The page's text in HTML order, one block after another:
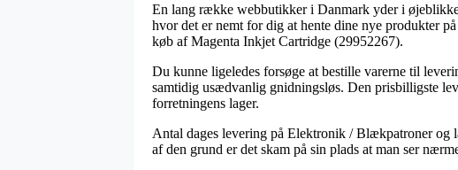
En lang række webbutikker i Danmark yder i
hvor det er nemt for dig at hente dine nye produkter
køb af Magenta Inkjet Cartridge (29952267).
Du kunne ligeledes forsøge at bestille varerne til
samtidig usædvanlig gnidningsløs. Den prisbilligste
forretningens lager.
Antal dages levering på Elektronik / Blækpatroner og
af den grund er det skam på sin plads at man ser